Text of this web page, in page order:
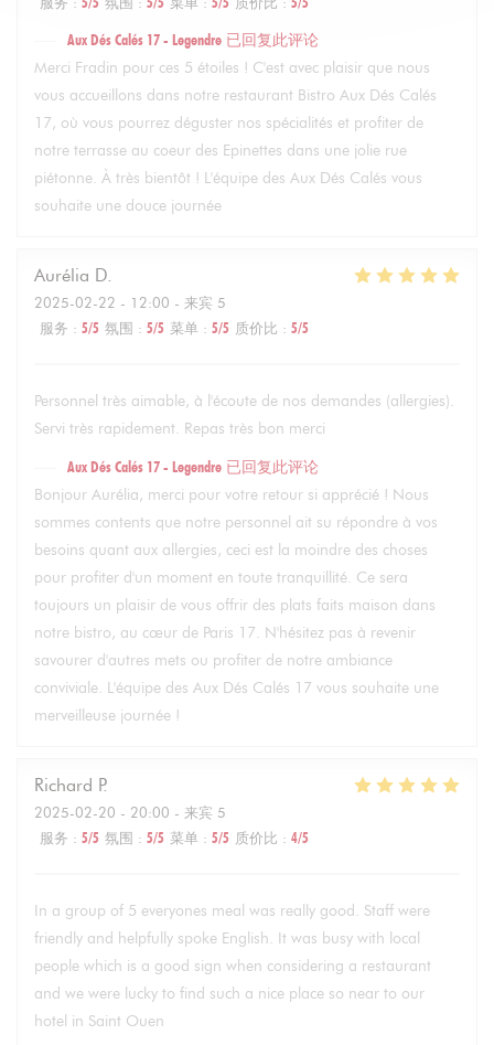
Aux Dés Calés 17 - Legendre 已回复此评论
Merci Fradin pour ces 5 étoiles ! C'est avec plaisir que nous
vous accueillons dans notre restaurant Bistro Aux Dés Calés
17, où vous pourrez déguster nos spécialités et profiter de
notre terrasse au coeur des Epinettes dans une jolie rue
piétonne. À très bientôt ! L'équipe des Aux Dés Calés vous
souhaite une douce journée
Aurélia D
2025-02-22 - 12:00 - 来宾 5
服务 : 5/5 氛围 : 5/5 菜单 : 5/5 质价比 : 5/5
Personnel très aimable, à l'écoute de nos demandes (allergies).
Servi très rapidement. Repas très bon merci
Aux Dés Calés 17 - Legendre 已回复此评论
Bonjour Aurélia, merci pour votre retour si apprécié ! Nous
sommes contents que notre personnel ait su répondre à vos
besoins quant aux allergies, ceci est la moindre des choses
pour profiter d'un moment en toute tranquillité. Ce sera
toujours un plaisir de vous offrir des plats faits maison dans
notre bistro, au cœur de Paris 17. N'hésitez pas à revenir
savourer d'autres mets ou profiter de notre ambiance
conviviale. L'équipe des Aux Dés Calés 17 vous souhaite une
merveilleuse journée !
Richard P
2025-02-20 - 20:00 - 来宾 5
服务 : 5/5 氛围 : 5/5 菜单 : 5/5 质价比 : 4/5
In a group of 5 everyones meal was really good. Staff were
friendly and helpfully spoke English. It was busy with local
people which is a good sign when considering a restaurant
and we were lucky to find such a nice place so near to our
hotel in Saint Ouen